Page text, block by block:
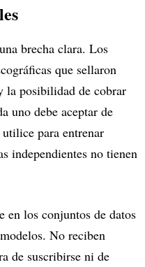
brecha clara. Los
que sellaron
la posibilidad de cobrar
uno debe aceptar de
para entrenar
independientes no tienen
en los conjuntos de datos
No reciben
de suscribirse ni de